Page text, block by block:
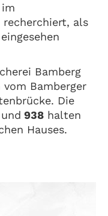
recherchiert, als
Bamberg
Bamberger
Die
und 938 halten
Hauses.